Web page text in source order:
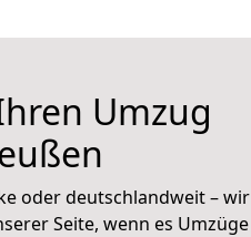
Umzug
oder deutschlandweit – wir
Seite, wenn es Umzüge